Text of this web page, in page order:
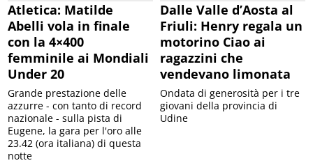
Atletica: Matilde
Abelli vola in finale
con la 4×400
femminile ai Mondiali
Under 20
Grande prestazione delle
azzurre - con tanto di record
nazionale - sulla pista di
Eugene, la gara per l'oro alle
23.42 (ora italiana) di questa
notte
Dalle Valle d’Aosta al
Friuli: Henry regala un
motorino Ciao ai
ragazzini che
vendevano limonata
Ondata di generosità per i tre
giovani della provincia di
Udine